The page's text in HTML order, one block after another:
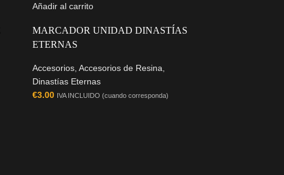
Añadir al carrito
MARCADOR UNIDAD DINASTÍAS
ETERNAS
Accesorios, Accesorios de Resina
Dinastías Eternas
€3.00 IVA INCLUIDO (cuando corresponda)